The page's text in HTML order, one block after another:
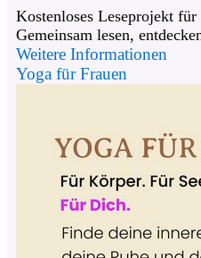
Kostenloses Leseprojekt
Gemeinsam lesen,
Weitere Informationen
Yoga für Frauen